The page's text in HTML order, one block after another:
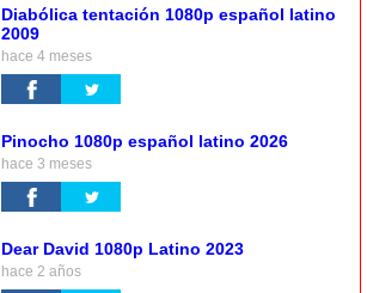
Diabólica tentación 1080p español latino
2009
hace 4 meses
Pinocho 1080p español latino 2026
hace 3 meses
Dear David 1080p Latino 2023
hace 2 años